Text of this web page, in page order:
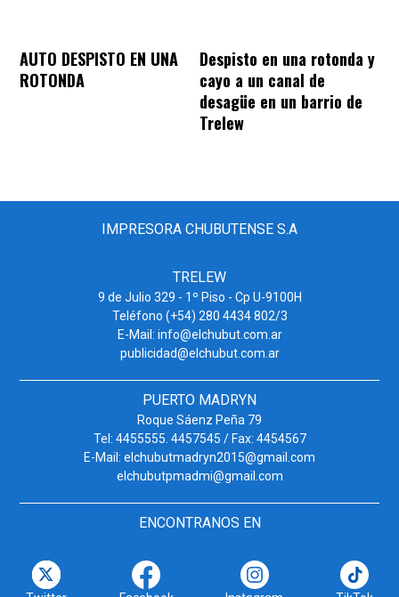
AUTO DESPISTO EN UNA
ROTONDA
Despisto en una rotonda y
cayo a un canal de
desagüe en un barrio de
Trelew
IMPRESORA CHUBUTENSE S.A
TRELEW
9 de Julio 329 - 1º Piso - Cp U-9100H
Teléfono (+54) 280 4434 802/3
E-Mail: info@elchubut.com.ar
publicidad@elchubut.com.ar
PUERTO MADRYN
Roque Sáenz Peña 79
Tel: 4455555. 4457545 / Fax: 4454567
E-Mail: elchubutmadryn2015@gmail.com
elchubutpmadmi@gmail.com
ENCONTRANOS EN